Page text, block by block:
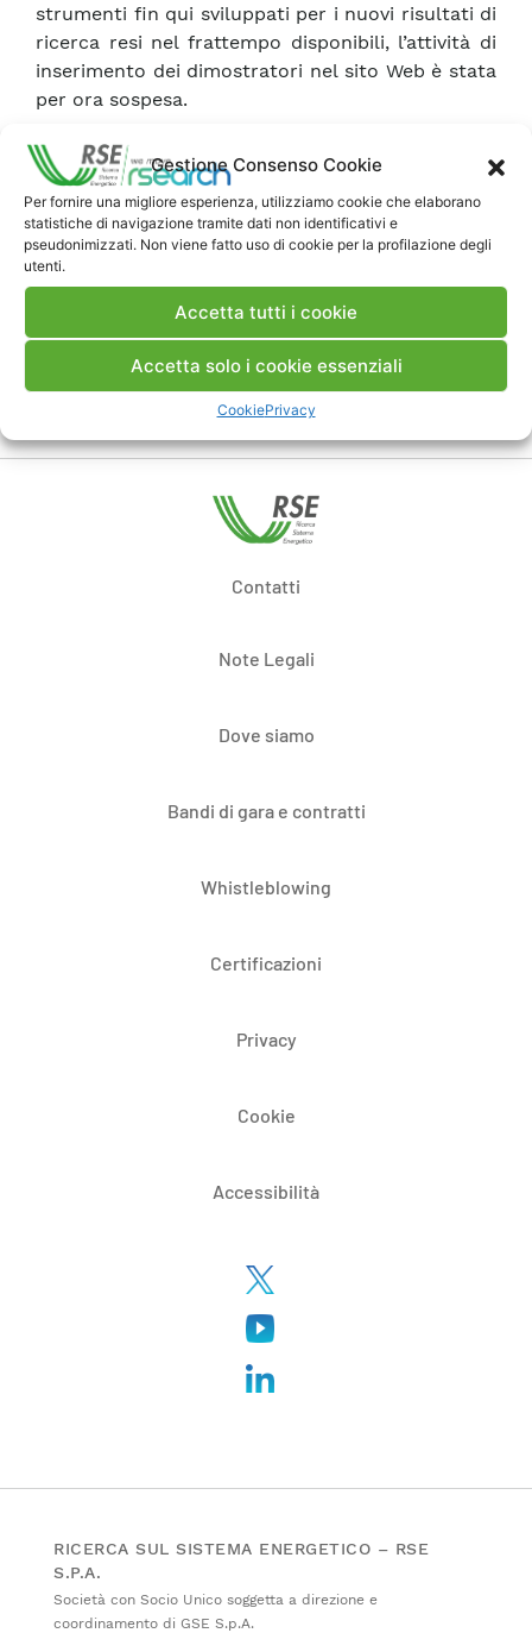
Gestione Consenso Cookie
Per fornire una migliore esperienza, utilizziamo cookie che elaborano
statistiche di navigazione tramite dati non identificativi e
pseudonimizzati. Non viene fatto uso di cookie per la profilazione degli
utenti.
Accetta tutti i cookie
Accetta solo i cookie essenziali
CookiePrivacy
strumenti fin qui sviluppati per i nuovi risultati di
ricerca resi nel frattempo disponibili, l’attività di
inserimento dei dimostratori nel sito Web è stata
per ora sospesa.
Scarica Rapporto
Commenti
Pubblica un commento
Contatti
Note Legali
Dove siamo
Bandi di gara e contratti
Whistleblowing
Certificazioni
Privacy
Cookie
Accessibilità
RICERCA SUL SISTEMA ENERGETICO – RSE
S.P.A.
Società con Socio Unico soggetta a direzione e
coordinamento di GSE S.p.A.